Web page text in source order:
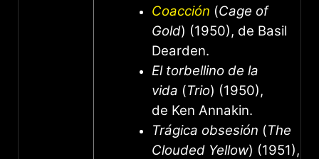
Coacción (Cage of
Gold) (1950), de Basil
Dearden.
El torbellino de la
vida (Trio) (1950),
de Ken Annakin.
Trágica obsesión (The
Clouded Yellow) (1951),